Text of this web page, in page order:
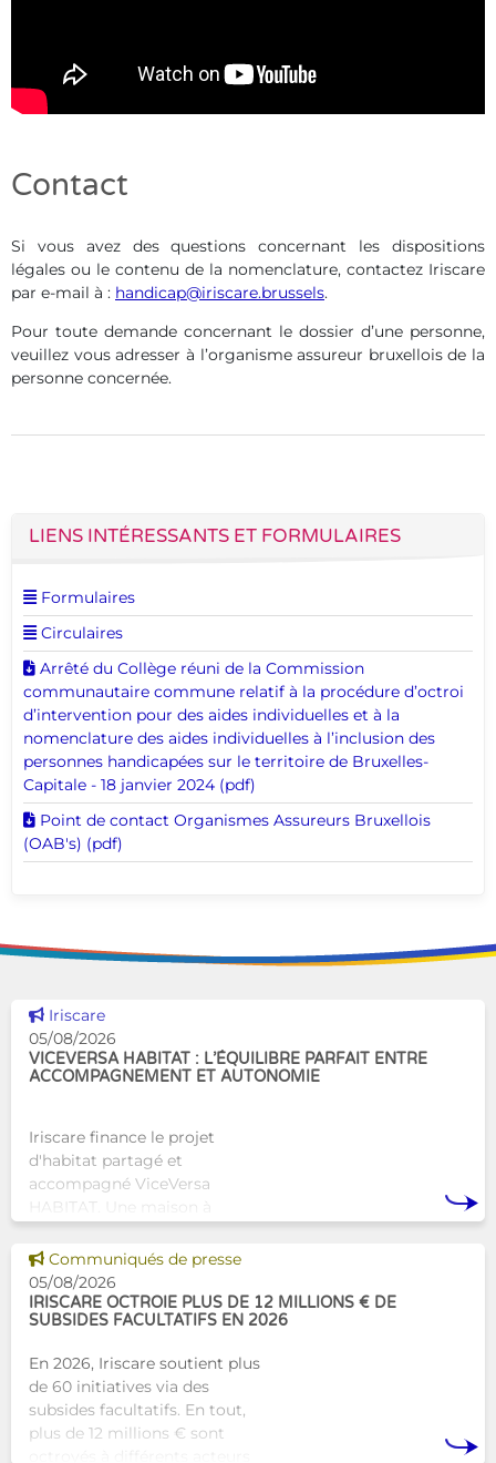
Contact
Si vous avez des questions concernant les dispositions
légales ou le contenu de la nomenclature, contactez Iriscare
par e-mail à : handicap@iriscare.brussels.
Pour toute demande concernant le dossier d’une personne,
veuillez vous adresser à l’organisme assureur bruxellois de la
personne concernée.
LIENS INTÉRESSANTS ET FORMULAIRES
Voir cette page
Formulaires
Voir cette page
Circulaires
Télécharger ce document
Arrêté du Collège réuni de la Commission
communautaire commune relatif à la procédure d’octroi
d’intervention pour des aides individuelles et à la
nomenclature des aides individuelles à l’inclusion des
personnes handicapées sur le territoire de Bruxelles-
Capitale - 18 janvier 2024 (pdf)
Télécharger ce document
Point de contact Organismes Assureurs Bruxellois
(OAB's) (pdf)
Voir cette news
Iriscare
05/08/2026
VICEVERSA HABITAT : L’ÉQUILIBRE PARFAIT ENTRE
ACCOMPAGNEMENT ET AUTONOMIE
Iriscare finance le projet
d'habitat partagé et
accompagné ViceVersa
HABITAT. Une maison à
alternative innovante et
humaine aux structures
d’hébergement traditionnel
Voir cette news
Communiqués de presse
05/08/2026
IRISCARE OCTROIE PLUS DE 12 MILLIONS € DE
SUBSIDES FACULTATIFS EN 2026
En 2026, Iriscare soutient plus
de 60 initiatives via des
subsides facultatifs. En tout,
plus de 12 millions € sont